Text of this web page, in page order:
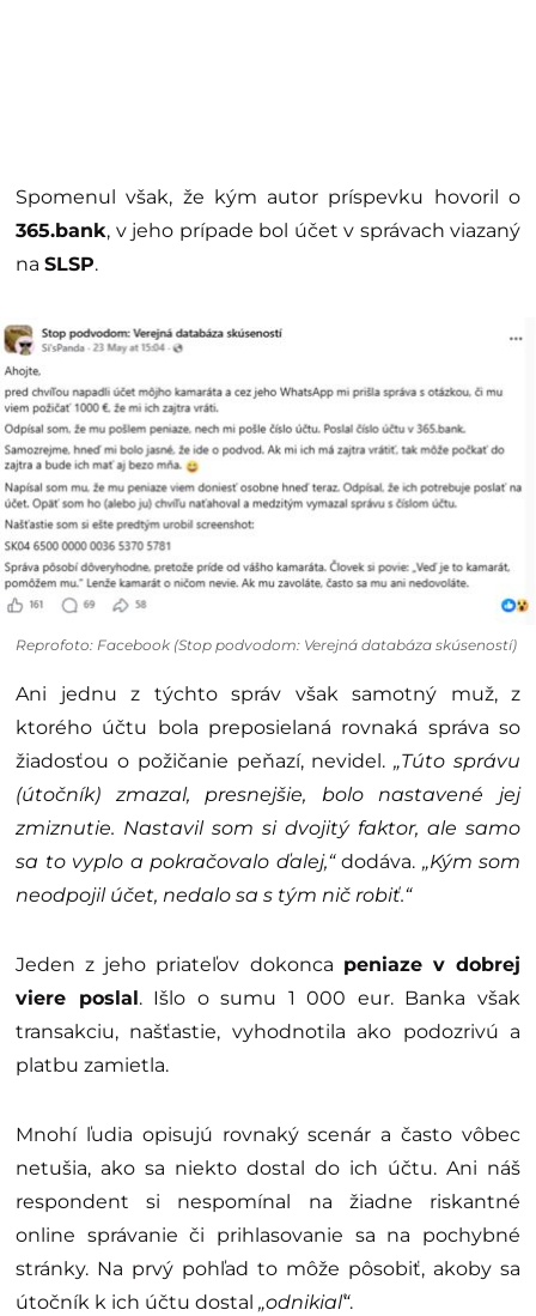
Spomenul však, že kým autor príspevku hovoril o
365.bank, v jeho prípade bol účet v správach viazaný
na SLSP.
Reprofoto: Facebook (Stop podvodom: Verejná databáza skúseností)
Ani jednu z týchto správ však samotný muž, z
ktorého účtu bola preposielaná rovnaká správa so
žiadosťou o požičanie peňazí, nevidel.„Túto správu
(útočník) zmazal, presnejšie, bolo nastavené jej
zmiznutie. Nastavil som si dvojitý faktor, ale samo
sa to vyplo a pokračovalo ďalej,“dodáva. „Kým som
neodpojil účet, nedalo sa s tým nič robiť.“
Jeden z jeho priateľov dokonca peniaze v dobrej
viere poslal. Išlo o sumu 1 000 eur. Banka však
transakciu, našťastie, vyhodnotila ako podozrivú a
platbu zamietla.
Mnohí ľudia opisujú rovnaký scenár a často vôbec
netušia, ako sa niekto dostal do ich účtu. Ani náš
respondent si nespomínal na žiadne riskantné
online správanie či prihlasovanie sa na pochybné
stránky. Na prvý pohľad to môže pôsobiť, akoby sa
útočník k ich účtu dostal „odnikiaľ“.